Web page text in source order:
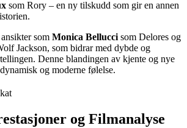
som Rory – en ny tilskudd som gir en annen
som Monica Bellucci som Delores og
Jackson, som bidrar med dybde og
Denne blandingen av kjente og nye
og moderne følelse.
og Filmanalyse